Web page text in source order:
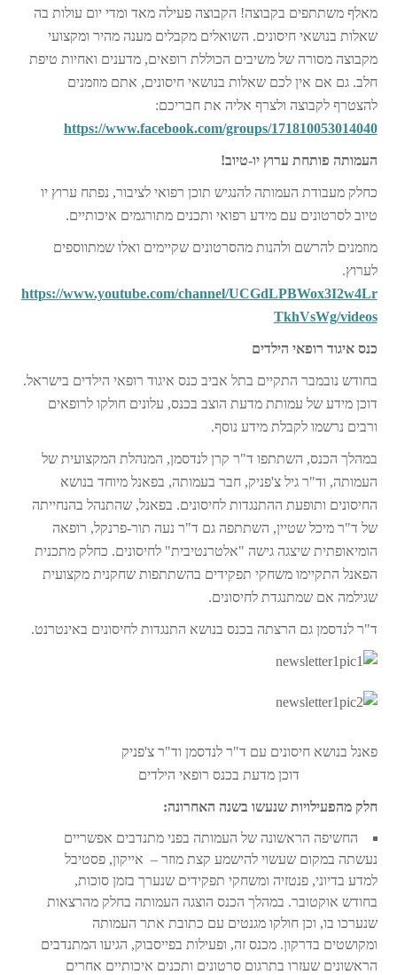
מאלף משתתפים בקבוצה! הקבוצה פעילה מאד ומדי יום עולות בה
שאלות בנושאי חיסונים. השואלים מקבלים מענה מהיר ומקצועי
מקבוצה מסורה של משיבים הכוללת רופאים, מדענים ואחיות טיפת
חלב. גם אם אין לכם שאלות בנושאי חיסונים, אתם מוזמנים
להצטרף לקבוצה ולצרף אליה את חבריכם:
https://www.facebook.com/groups/171810053014040
העמותה פותחת ערוץ יו-טיוב!
כחלק מעבודת העמותה להנגיש תוכן רפואי לציבור, נפתח ערוץ יו
טיוב לסרטונים עם מידע רפואי ותכנים מתורגמים איכותיים.
מוזמנים להרשם ולהנות מהסרטונים שקיימים ואלו שמתווספים
לערוץ.
https://www.youtube.com/channel/UCGdLPBWox3I2w4Lr
TkhVsWg/videos
כנס איגוד רופאי הילדים
בחודש נובמבר התקיים בתל אביב כנס איגוד רופאי הילדים בישראל.
דוכן מידע של עמותת מדעת הוצב בכנס, עלונים חולקו לרופאים
ורבים נרשמו לקבלת מידע נוסף.
במהלך הכנס, השתתפו ד"ר קרן לנדסמן, המנהלת המקצועית של
העמותה, וד"ר גיל צ'פניק, חבר בעמותה, בפאנל מיוחד בנושא
החיסונים ותופעת ההתנגדות לחיסונים. בפאנל, שהתנהל בהנחייתה
של ד"ר מיכל שטיין, השתתפה גם ד"ר נעה תור-פרנקל, רופאה
הומיאופתית שיצגה גישה "אלטרנטיבית" לחיסונים. כחלק מתכנית
הפאנל התקיימו משחקי תפקידים בהשתתפות שחקנית מקצועית
שגילמה אם שמתנגדת לחיסונים.
ד"ר לנדסמן גם הרצתה בכנס בנושא התנגדות לחיסונים באינטרנט.
פאנל בנושא חיסונים עם ד"ר לנדסמן וד"ר צ'פניק
דוכן מדעת בכנס רופאי הילדים
חלק מהפעילויות שנעשו בשנה האחרונה:
החשיפה הראשונה של העמותה בפני מתנדבים אפשריים
נעשתה במקום שעשוי להישמע קצת מוזר – אייקון, פסטיבל
למדע בדיוני, פנטזיה ומשחקי תפקידים שנערך בזמן סוכות,
בחודש אוקטובר. במהלך הכנס הוצגה העמותה בחלק מהרצאות
שנערכו בו, וכן חולקו מגנטים עם כתובת אתר העמותה
ומקושטים בדרקון. מכנס זה, ופעילות בפייסבוק, הגיעו המתנדבים
הראשונים שעזרו בתרגום סרטונים ותכנים איכותיים אחרים